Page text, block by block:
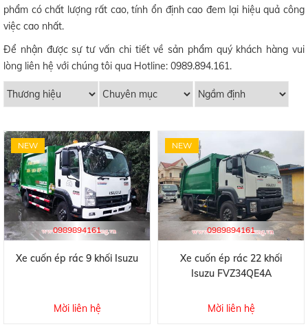
phẩm có chất lượng rất cao, tính ổn định cao đem lại hiệu quả công
việc cao nhất.
Để nhận được sự tư vấn chi tiết về sản phẩm quý khách hàng vui
lòng liên hệ với chúng tôi qua Hotline: 0989.894.161.
0989894161
NEW
Xe cuốn ép rác 9 khối Isuzu
Mời liên hệ
0989894161
NEW
Xe cuốn ép rác 22 khối
Isuzu FVZ34QE4A
Mời liên hệ